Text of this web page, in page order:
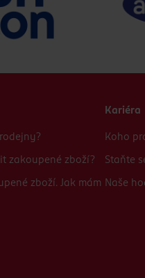
zakoupené zboží?
zboží. Jak mám
Kariéra
Koho
Staňte
Naše